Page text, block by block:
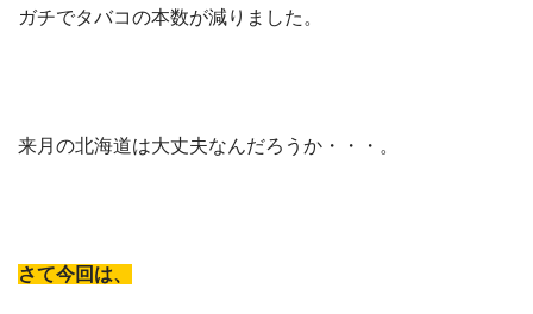
ガチでタバコの本数が減りました。
来月の北海道は大丈夫なんだろうか・・・。
さて今回は、